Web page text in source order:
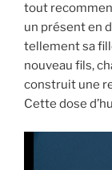
tout
un présent en
tellement sa
nouveau fils,
construit une
Cette dose